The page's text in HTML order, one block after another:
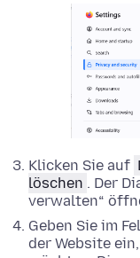
Klicken Sie auf
löschen . Der
verwalten“
Geben Sie im
der Website